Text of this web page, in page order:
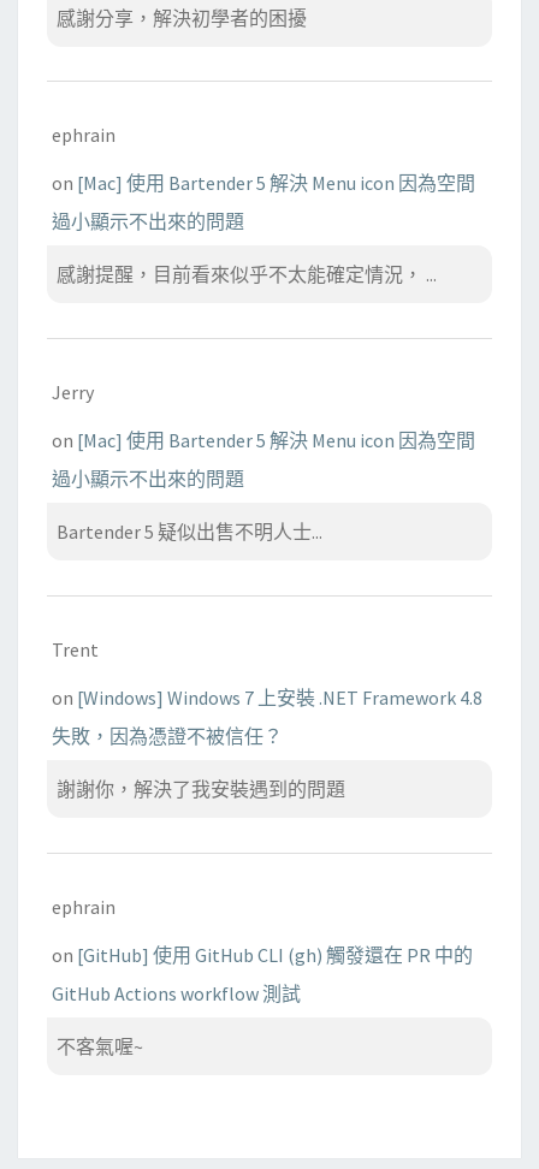
感謝分享，解決初學者的困擾
ephrain
on [Mac] 使用 Bartender 5 解決 Menu icon 因為空間
過小顯示不出來的問題
感謝提醒，目前看來似乎不太能確定情況， ...
Jerry
on [Mac] 使用 Bartender 5 解決 Menu icon 因為空間
過小顯示不出來的問題
Bartender 5 疑似出售不明人士...
Trent
on [Windows] Windows 7 上安裝 .NET Framework 4.8
失敗，因為憑證不被信任？
謝謝你，解決了我安裝遇到的問題
ephrain
on [GitHub] 使用 GitHub CLI (gh) 觸發還在 PR 中的
GitHub Actions workflow 測試
不客氣喔~